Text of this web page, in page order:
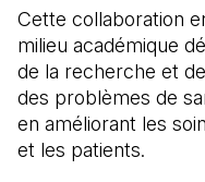
Cette collaboration
milieu académique
de la recherche et
des problèmes de
en améliorant les
et les patients.